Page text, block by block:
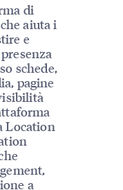
di
aiuta i
e
schede,
pagine
Location
a